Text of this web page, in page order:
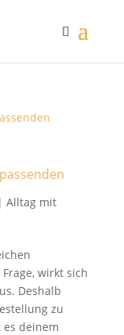
Alltag mit
wirkt sich
Deshalb
zu
deinem